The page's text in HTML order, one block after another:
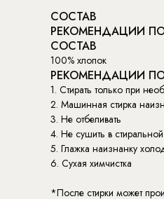
СОСТАВ
РЕКОМЕНДАЦИИ
СОСТАВ
100% хлопок
РЕКОМЕНДАЦИИ
1. Стирать только при
2. Машинная стирка
3. Не отбеливать
4. Не сушить в
5. Глажка наизнанку
6. Сухая химчистка
*После стирки может